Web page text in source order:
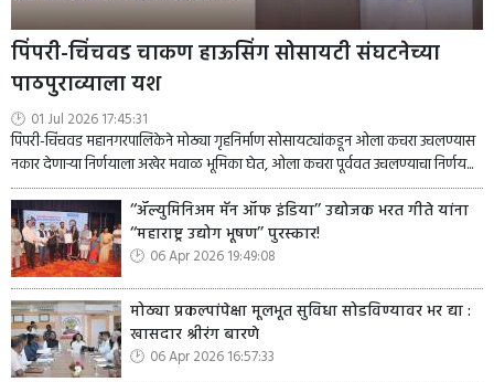
पिंपरी-चिंचवड चाकण हाऊसिंग सोसायटी संघटनेच्या
पाठपुराव्याला यश
01 Jul 2026 17:45:31
पिंपरी-चिंचवड महानगरपालिकेने मोठ्या गृहनिर्माण सोसायट्यांकडून ओला कचरा उचलण्यास
नकार देणाऱ्या निर्णयाला अखेर मवाळ भूमिका घेत, ओला कचरा पूर्ववत उचलण्याचा निर्णय...
‘‘ॲल्युमिनिअम मॅन ऑफ इंडिया’’ उद्योजक भरत गीते यांना
‘‘महाराष्ट्र उद्योग भूषण’’ पुरस्कार!
06 Apr 2026 19:49:08
मोठ्या प्रकल्पांपेक्षा मूलभूत सुविधा सोडविण्यावर भर द्या :
खासदार श्रीरंग बारणे
06 Apr 2026 16:57:33